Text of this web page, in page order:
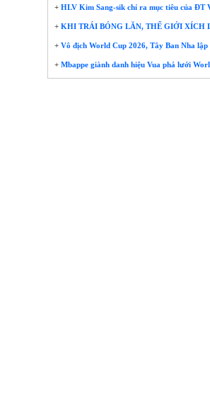
+ HLV Kim Sang-sik chỉ ra mục tiêu của ĐT
+ KHI TRÁI BÓNG LĂN, THẾ GIỚI XÍCH
+ Vô địch World Cup 2026, Tây Ban Nha
+ Mbappe giành danh hiệu Vua phá lưới